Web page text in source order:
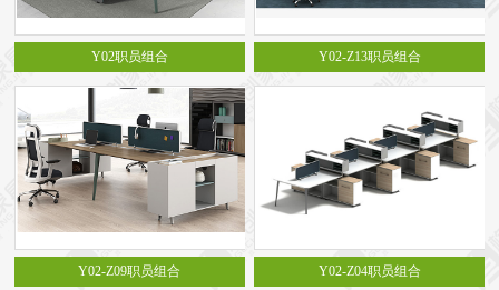
Y02职员组合 Y02-Z13职员组合
Y02-Z09职员组合 Y02-Z04职员组合